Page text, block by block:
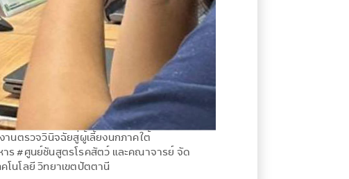
นตรวจวินิจฉัยสู่ผู้เลี้ยงนกภาคใต้
#ศูนย์ชันสูตรโรคสัตว์ และคณาจารย์ จัด
โนโลยี วิทยาเขตปัตตานี